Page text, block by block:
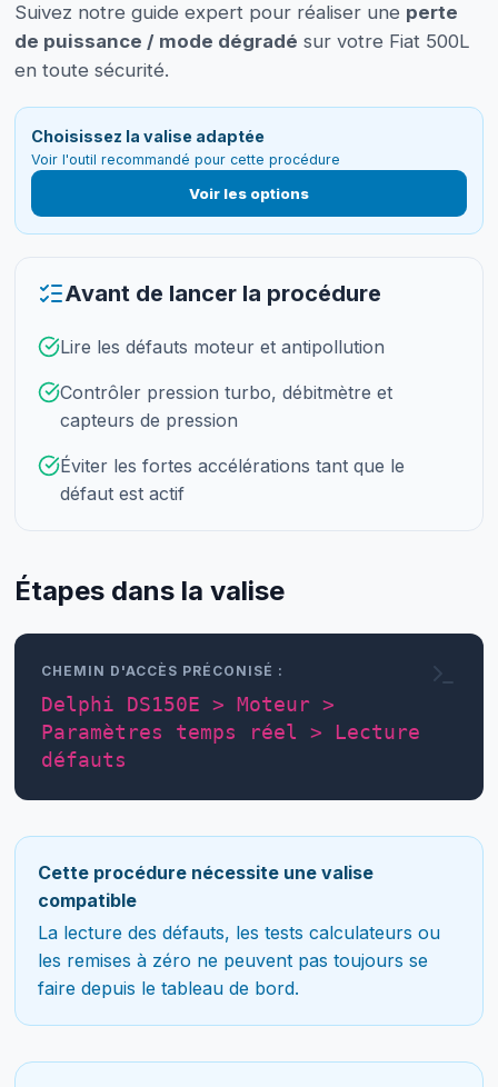
Suivez notre guide expert pour réaliser une perte
de puissance / mode dégradé sur votre Fiat 500L
en toute sécurité.
Choisissez la valise adaptée
Voir l'outil recommandé pour cette procédure
Voir les options
Avant de lancer la procédure
Lire les défauts moteur et antipollution
Contrôler pression turbo, débitmètre et
capteurs de pression
Éviter les fortes accélérations tant que le
défaut est actif
Étapes dans la valise
CHEMIN D'ACCÈS PRÉCONISÉ :
Delphi DS150E > Moteur >
Paramètres temps réel > Lecture
défauts
Cette procédure nécessite une valise
compatible
La lecture des défauts, les tests calculateurs ou
les remises à zéro ne peuvent pas toujours se
faire depuis le tableau de bord.